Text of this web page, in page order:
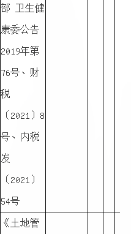
部 卫生健
康委公告
2019年第
76号、财
税
〔2021〕8
号、内税
发
〔2021〕
54号
《土地管